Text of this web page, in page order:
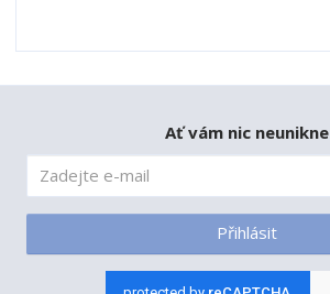
Ať vám nic neunikne
Přihlásit